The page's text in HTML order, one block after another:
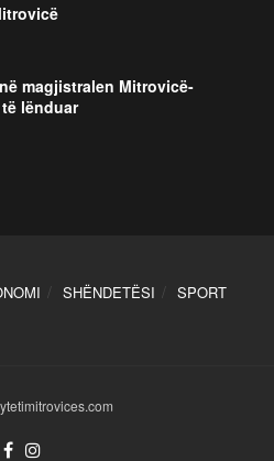
magjistralen Mitrovicë-
lënduar
SHËNDETËSI SPORT